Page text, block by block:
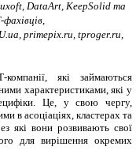
DataArt KeepSolid та
.ua primepix. ru , tproger.ru,
які займаються
характеристиками, які у
Це, у свою чергу,
в асоціаціях, кластерах та
які вони розвивають свої
для вирішення окремих